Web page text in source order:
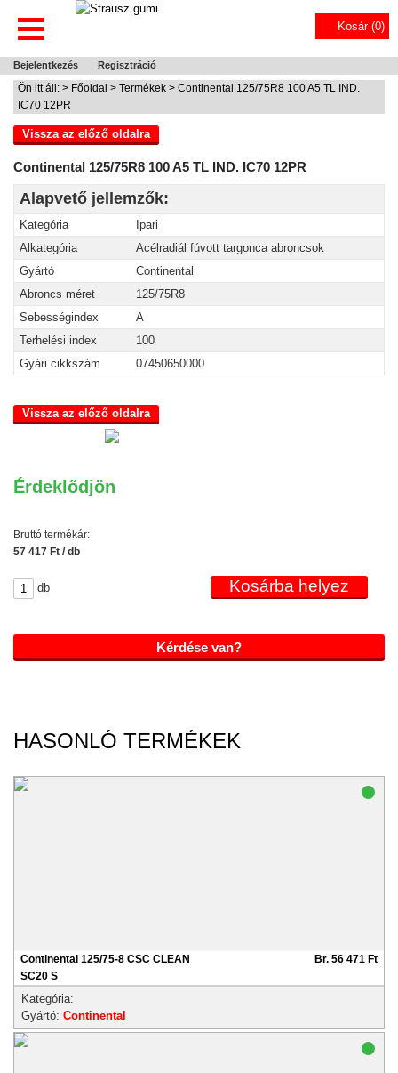
Kosár (0)
Bejelentkezés Regisztráció
Ön itt áll: > Főoldal > Termékek > Continental 125/75R8 100 A5 TL IND.
IC70 12PR
Vissza az előző oldalra
Continental 125/75R8 100 A5 TL IND. IC70 12PR
Alapvető jellemzők:
Kategória
Ipari
Alkategória
Acélradiál fúvott targonca abroncsok
Gyártó
Continental
Abroncs méret
125/75R8
Sebességindex
A
Terhelési index
100
Gyári cikkszám
07450650000
Vissza az előző oldalra
Érdeklődjön
Bruttó termékár:
57 417 Ft / db
db
Kérdése van?
HASONLÓ TERMÉKEK
Continental 125/75-8 CSC CLEAN
SC20 S
Br. 56 471 Ft
Kategória:
Gyártó: Continental